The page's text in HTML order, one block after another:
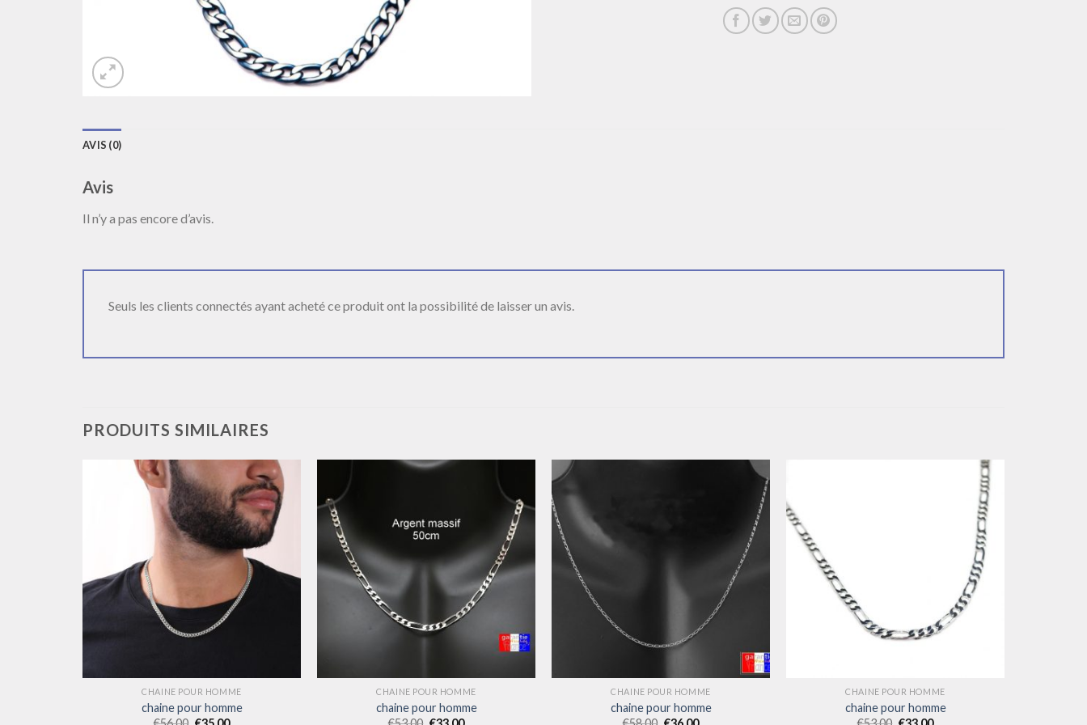
AVIS (0)
Avis
Il n’y a pas encore d’avis.
Seuls les clients connectés ayant acheté ce produit ont la possibilité de laisser un avis.
PRODUITS SIMILAIRES
CHAINE POUR HOMME
chaine pour homme
CHAINE POUR HOMME
chaine pour homme
CHAINE POUR HOMME
chaine pour homme
CHAINE POUR HOMME
chaine pour homme